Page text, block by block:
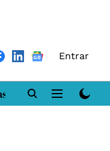
Entrar
DN LAB